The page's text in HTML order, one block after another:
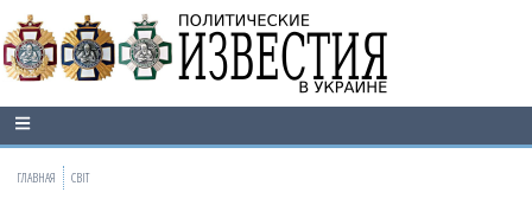
ГЛАВНАЯ СВІТ